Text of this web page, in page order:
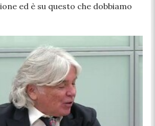
ed è su questo che dobbiamo